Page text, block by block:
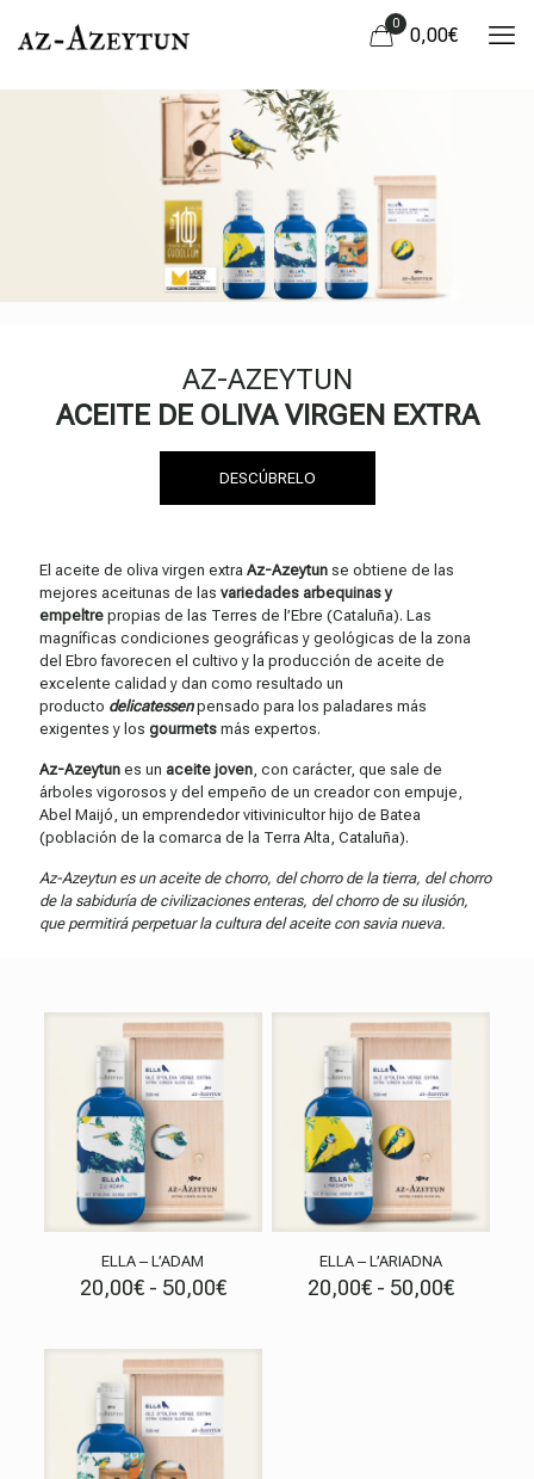
0
0,00€
AZ-AZEYTUN
ACEITE DE OLIVA VIRGEN EXTRA
DESCÚBRELO
El aceite de oliva virgen extra Az-Azeytun se obtiene de las
mejores aceitunas de las variedades arbequinas y
empeltre propias de las Terres de l’Ebre (Cataluña). Las
magníficas condiciones geográficas y geológicas de la zona
del Ebro favorecen el cultivo y la producción de aceite de
excelente calidad y dan como resultado un
producto delicatessenpensado para los paladares más
exigentes y los gourmets más expertos.
Az-Azeytun es un aceite joven, con carácter, que sale de
árboles vigorosos y del empeño de un creador con empuje,
Abel Maijó, un emprendedor vitivinicultor hijo de Batea
(población de la comarca de la Terra Alta, Cataluña).
Az-Azeytun es un aceite de chorro, del chorro de la tierra, del chorro
de la sabiduría de civilizaciones enteras, del chorro de su ilusión,
que permitirá perpetuar la cultura del aceite con savia nueva.
ELLA – L’ADAM
20,00€ - 50,00€Rango
desde
ELLA – L’ARIADNA
20,00€ - 50,00€Rango